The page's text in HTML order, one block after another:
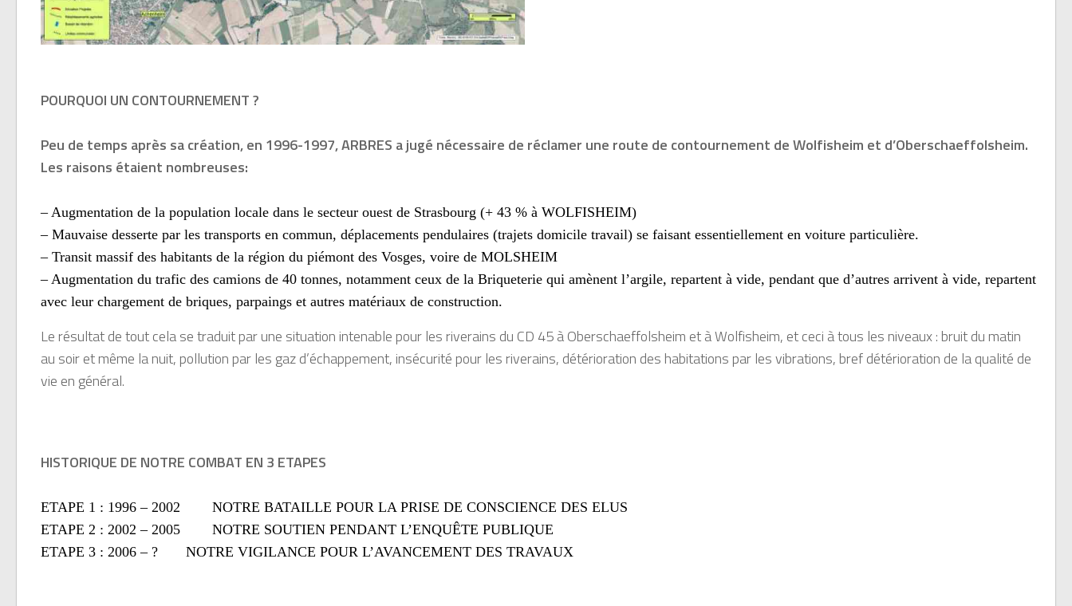
POURQUOI UN CONTOURNEMENT ?
Peu de temps après sa création, en 1996-1997, ARBRES a jugé nécessaire de réclamer une route de contournement de Wolfisheim et d’Oberschaeffolsheim.
Les raisons étaient nombreuses:
– Augmentation de la population locale dans le secteur ouest de Strasbourg (+ 43 % à WOLFISHEIM)
– Mauvaise desserte par les transports en commun, déplacements pendulaires (trajets domicile travail) se faisant essentiellement en voiture particulière.
– Transit massif des habitants de la région du piémont des Vosges, voire de MOLSHEIM
– Augmentation du trafic des camions de 40 tonnes, notamment ceux de la Briqueterie qui amènent l’argile, repartent à vide, pendant que d’autres arrivent à vide, repartent
avec leur chargement de briques, parpaings et autres matériaux de construction.
Le résultat de tout cela se traduit par une situation intenable pour les riverains du CD 45 à Oberschaeffolsheim et à Wolfisheim, et ceci à tous les niveaux : bruit du matin
au soir et même la nuit, pollution par les gaz d’échappement, insécurité pour les riverains, détérioration des habitations par les vibrations, bref détérioration de la qualité de
vie en général.
HISTORIQUE DE NOTRE COMBAT EN 3 ETAPES
ETAPE 1 : 1996 – 2002
NOTRE BATAILLE POUR LA PRISE DE CONSCIENCE DES ELUS
ETAPE 2 : 2002 – 2005
NOTRE SOUTIEN PENDANT L’ENQUÊTE PUBLIQUE
ETAPE 3 : 2006 – ?
NOTRE VIGILANCE POUR L’AVANCEMENT DES TRAVAUX